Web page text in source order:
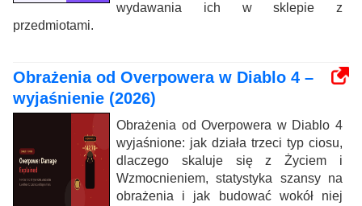
wydawania ich w sklepie z
przedmiotami.
Obrażenia od Overpowera w Diablo 4 –
wyjaśnienie (2026)
Obrażenia od Overpowera w Diablo 4
wyjaśnione: jak działa trzeci typ ciosu,
dlaczego skaluje się z Życiem i
Wzmocnieniem, statystyka szansy na
obrażenia i jak budować wokół niej